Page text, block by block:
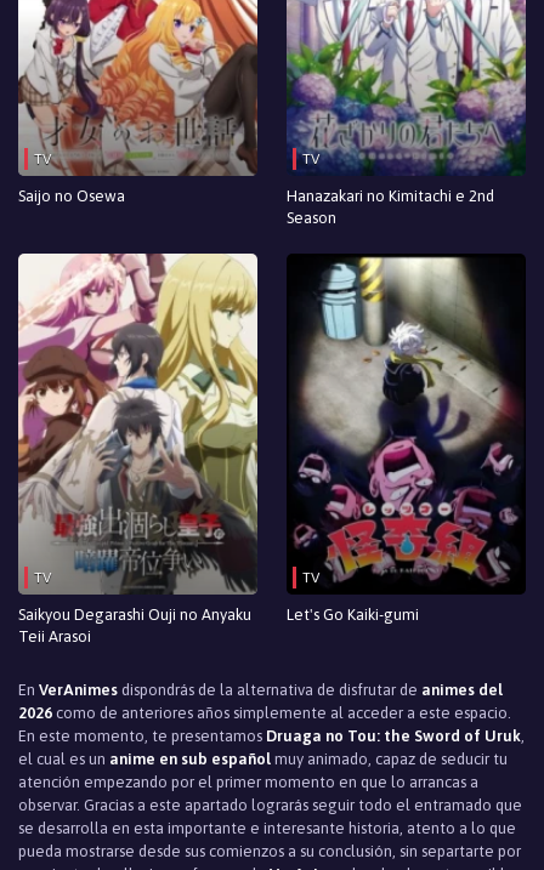
TV
Saijo no Osewa
TV
Hanazakari no Kimitachi e 2nd
Season
TV
Saikyou Degarashi Ouji no Anyaku
Teii Arasoi
TV
Let's Go Kaiki-gumi
En VerAnimes dispondrás de la alternativa de disfrutar de animes del
2026 como de anteriores años simplemente al acceder a este espacio.
En este momento, te presentamos Druaga no Tou: the Sword of Uruk
el cual es un anime en sub español muy animado, capaz de seducir tu
atención empezando por el primer momento en que lo arrancas a
observar. Gracias a este apartado lograrás seguir todo el entramado que
se desarrolla en esta importante e interesante historia, atento a lo que
pueda mostrarse desde sus comienzos a su conclusión, sin separtarte por